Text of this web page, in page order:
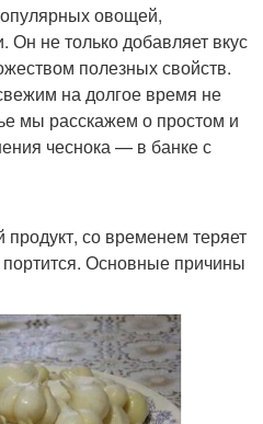
овощей,
Он не только добавляет вкус
полезных свойств.
на долгое время не
мы расскажем о простом и
чеснока — в банке с
продукт, со временем теряет
Основные причины